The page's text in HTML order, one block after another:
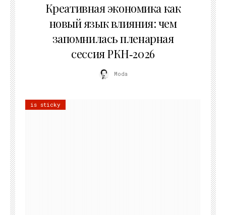
Креативная экономика как
новый язык влияния: чем
запомнилась пленарная
сессия РКН‑2026
Moda
is sticky